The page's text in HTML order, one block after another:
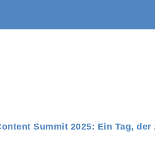
Summit 2025: Ein Tag,